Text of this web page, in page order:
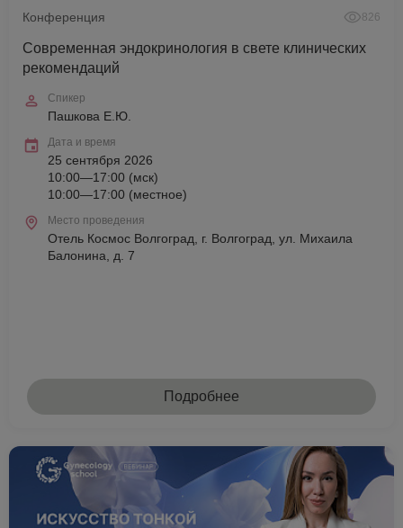
Конференция 826
Современная эндокринология в свете клинических
рекомендаций
Спикер
Пашкова Е.Ю.
Дата и время
25 сентября 2026
10:00—17:00 (мск)
10:00—17:00 (местное)
Место проведения
Отель Космос Волгоград, г. Волгоград, ул. Михаила
Балонина, д. 7
Подробнее